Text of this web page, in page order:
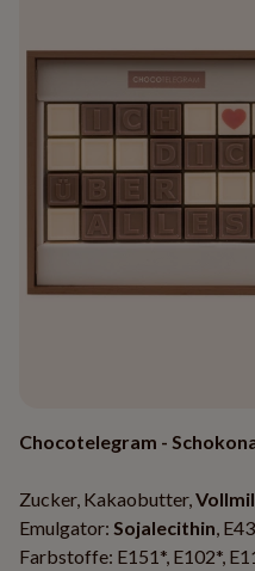
Chocotelegram -
Zucker, Kakaobutter,
Emulgator: Sojalecithin,
Farbstoffe: E151*, E102*,